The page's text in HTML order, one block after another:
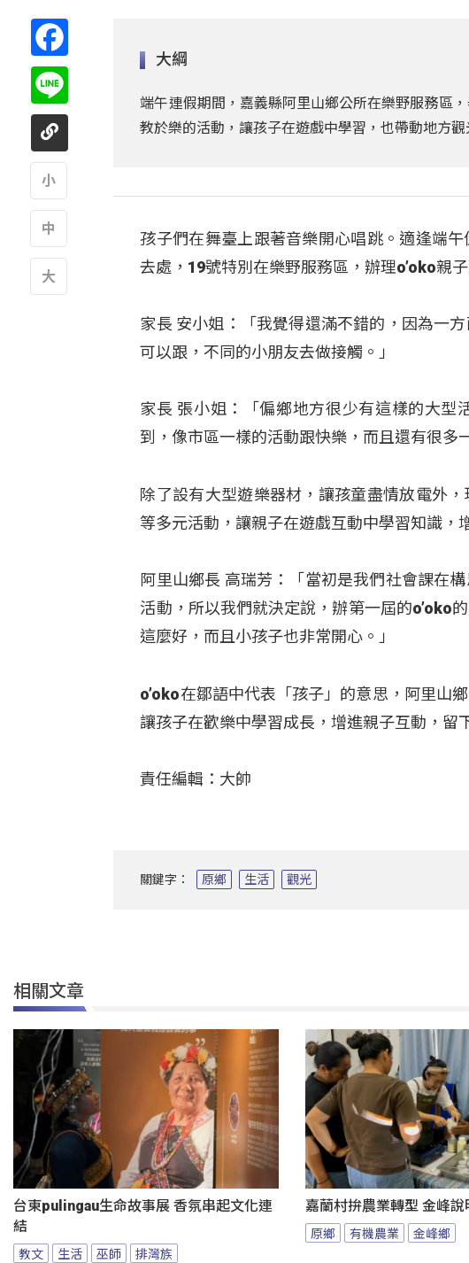
大綱
端午連假期間，嘉義縣阿里山鄉公所在樂野服務區
教於樂的活動，讓孩子在遊戲中學習，也帶動地方觀
孩子們在舞臺上跟著音樂開心唱跳。適逢端
去處，19號特別在樂野服務區，辦理o’oko親
家長 安小姐：「我覺得還滿不錯的，因為一
可以跟，不同的小朋友去做接觸。」
家長 張小姐：「偏鄉地方很少有這樣的大型
到，像市區一樣的活動跟快樂，而且還有很多
除了設有大型遊樂器材，讓孩童盡情放電外
等多元活動，讓親子在遊戲互動中學習知識，
阿里山鄉長 高瑞芳：「當初是我們社會課在
活動，所以我們就決定說，辦第一屆的o’oko
這麼好，而且小孩子也非常開心。」
o’oko在鄒語中代表「孩子」的意思，阿里山
讓孩子在歡樂中學習成長，增進親子互動，留
責任編輯：大帥
關鍵字： 原鄉 生活 觀光
相關文章
台東pulingau生命故事展 香氛串起文化連
結
教文 生活 巫師 排灣族
嘉蘭村拚農業轉型 金峰
原鄉 有機農業 金峰鄉